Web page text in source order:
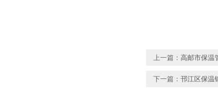
上一篇： 高邮市保温
下一篇： 邗江区保温